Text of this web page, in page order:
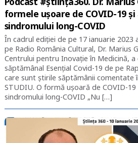
formele ușoare de COVID-19
sindromului long-COVID
În cadrul ediției de pe 17 ianuarie 2023
pe Radio România Cultural, Dr. Marius
Centrului pentru Inovație în Medicină,
săptămânal Esențial Covid-19 de pe
care sunt știrile săptămânii comentate
STUDIU. O formă ușoară de COVID-
sindromului long-COVID „Nu […]